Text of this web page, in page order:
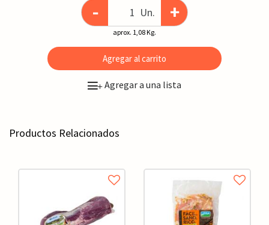
- Un. +
aprox. 1,08 Kg.
Agregar al carrito
+Agregar a una lista
Productos Relacionados